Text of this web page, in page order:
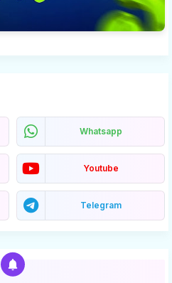
Whatsapp
Youtube
Telegram